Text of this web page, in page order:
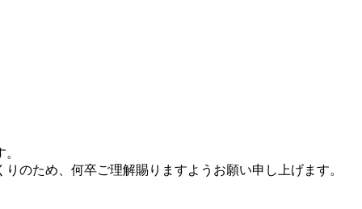
のため、何卒ご理解賜りますようお願い申し上げます。